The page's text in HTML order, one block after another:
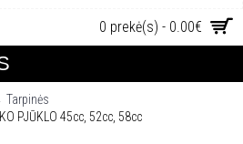
0 prekė(s) - 0.00€
Tarpinės
PJŪKLO 45cc, 52cc, 58cc